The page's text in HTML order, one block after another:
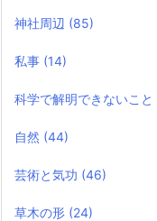
神社周辺 (85)
私事 (14)
科学で解明できないこと
自然 (44)
芸術と気功 (46)
草木の形 (24)